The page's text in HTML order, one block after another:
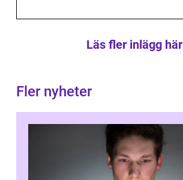
Läs fler inlägg här
Fler nyheter